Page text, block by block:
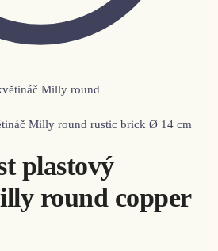
Milly round rustic brick Ø 14 cm
plastový
round copper